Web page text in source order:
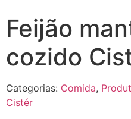
Feijão
cozido
Categorias: Comida,
Cistér